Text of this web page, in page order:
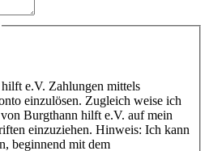
e.V. Zahlungen mittels
einzulösen. Zugleich weise ich
Burgthann hilft e.V. auf mein
einzuziehen. Hinweis: Ich kann
beginnend mit dem